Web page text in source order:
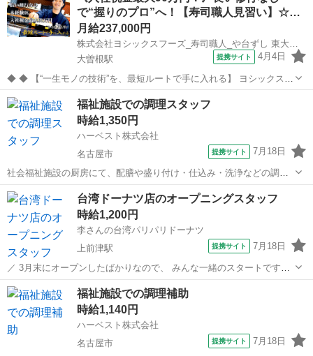
制度 ★社員割引制度...で“握りのプロ”へ！【寿司職人見習い】☆…
月給237,000円
株式会社ヨシックスフーズ_寿司職人_や台ずし 東大曽根町(正社員)
大曽根駅
提携サイト 4月4日
◆ ◆ 【“一生モノの技術”を、最短ルートで手に入れる】 ヨシックスフ
ーズが運営する寿司居酒屋「や台ずし」では、 鮮魚の一部を加工済み
の状態で仕入れることで仕込みの負担を大幅に削減しています。 入社
後は余計な工程に時間...
愛知 名古屋市 大曽根駅 その他
福祉施設での調理スタッフ
時給1,350円
ハーベスト株式会社
名古屋市
提携サイト 7月18日
社会福祉施設の厨房にて、配膳や盛り付け・仕込み・洗浄などの調理
業務をお願いします。 ご利用になる多くの方に温かい食事を素早く提
供できるよう、工夫を凝らした業務をお願いします。 未経験からでも
チャレンジ可能です。 料理が好き、...
愛知 名古屋市 その他
台湾ドーナツ店のオープニングスタッフ
時給1,200円
李さんの台湾パリパリドーナツ
上前津駅
提携サイト 7月18日
／ 3月末にオープンしたばかりなので、 みんな一緒のスタートです◎
＼ SNSで話題の 新感覚！台湾ドーナツのテイクアウト専門店にて 接
客や調理のお仕事をお任せします。 ◆接客対応 店頭カウンターにて、
ご注文内容をお伺...
愛知 名古屋市 上前津駅 その他
福祉施設での調理補助
時給1,140円
ハーベスト株式会社
名古屋市
提携サイト 7月18日